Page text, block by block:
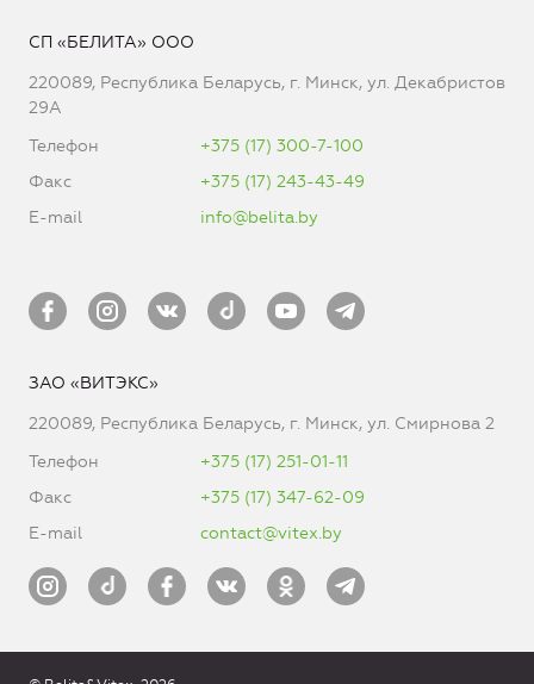
СП «БЕЛИТА» ООО
220089, Республика Беларусь, г. Минск, ул. Декабристов
29А
Телефон
+375 (17) 300-7-100
Факс
+375 (17) 243-43-49
E-mail
info@belita.by
ЗАО «ВИТЭКС»
220089, Республика Беларусь, г. Минск, ул. Смирнова 2
Телефон
+375 (17) 251-01-11
Факс
+375 (17) 347-62-09
E-mail
contact@vitex.by